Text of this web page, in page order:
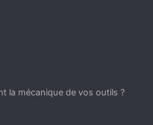
la mécanique de vos outils ?